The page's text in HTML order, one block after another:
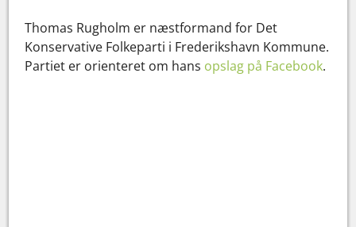
Thomas Rugholm er næstformand for Det
Konservative Folkeparti i Frederikshavn Kommune.
Partiet er orienteret om hans opslag på Facebook.